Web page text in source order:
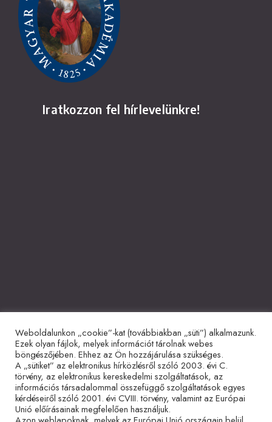
Iratkozzon fel hírlevelünkre!
Együttműködő partnerek
Weboldalunkon „cookie”-kat (továbbiakban „süti”) alkalmazunk.
Ezek olyan fájlok, melyek információt tárolnak webes
böngészőjében. Ehhez az Ön hozzájárulása szükséges.
A „sütiket” az elektronikus hírközlésről szóló 2003. évi C.
törvény, az elektronikus kereskedelmi szolgáltatások, az
információs társadalommal összefüggő szolgáltatások egyes
kérdéseiről szóló 2001. évi CVIII. törvény, valamint az Európai
Unió előírásainak megfelelően használjuk.